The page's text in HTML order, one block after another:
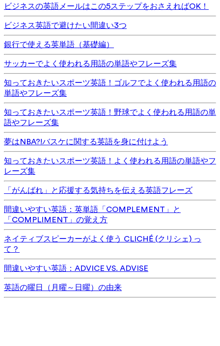
ビジネスの英語メールはこの5ステップをおさえればOK！
ビジネス英語で避けたい間違い3つ
銀行で使える英単語（基礎編）
サッカーでよく使われる用語の単語やフレーズ集
知っておきたいスポーツ英語！ゴルフでよく使われる用語の
単語やフレーズ集
知っておきたいスポーツ英語！野球でよく使われる用語の単
語やフレーズ集
夢はNBA?!バスケに関する英語を身に付けよう
知っておきたいスポーツ英語！よく使われる用語の単語やフ
レーズ集
「がんばれ」と応援する気持ちを伝える英語フレーズ
間違いやすい英語：英単語「COMPLEMENT」と
「COMPLIMENT」の覚え方
ネイティブスピーカーがよく使う CLICHÉ (クリシェ) っ
て？
間違いやすい英語：ADVICE VS. ADVISE
英語の曜日（月曜～日曜）の由来